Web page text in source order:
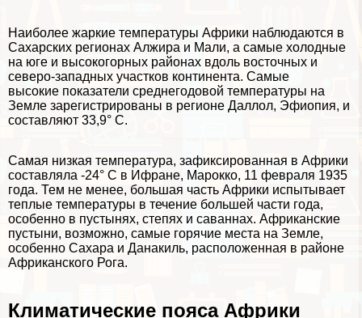
Наиболее жаркие температуры Африки наблюдаются в
Сахарских регионах Алжира и Мали, а самые холодные
на юге и высокогорных районах вдоль восточных и
северо-западных участков континента. Самые
высокие показатели среднегодовой температуры на
Земле зарегистрированы в регионе Даллол, Эфиопия, и
составляют 33,9° С.
Самая низкая температура, зафиксированная в Африки
составляла -24° С в Ифране, Марокко, 11 февраля 1935
года. Тем не менее, большая часть Африки испытывает
теплые температуры в течение большей части года,
особенно в пустынях, степях и саваннах. Африканские
пустыни, возможно, самые горячие места на Земле,
особенно Сахара и Данакиль, расположенная в районе
Африканского Рога.
Климатические пояса Африки